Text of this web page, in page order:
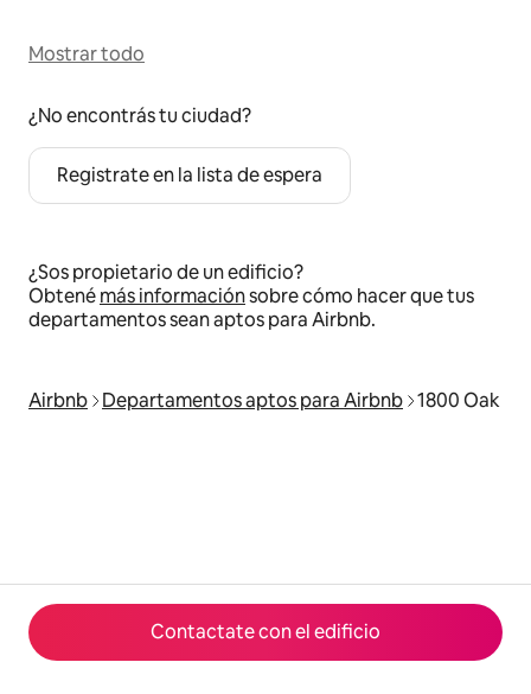
Contactate con el edificio
Mostrar todo
¿No encontrás tu ciudad?
Registrate en la lista de espera
¿Sos propietario de un edificio?
Obtenémás informaciónsobre cómo hacer que tus
departamentos sean aptos para Airbnb.
Airbnb Departamentos aptos para Airbnb 1800 Oak